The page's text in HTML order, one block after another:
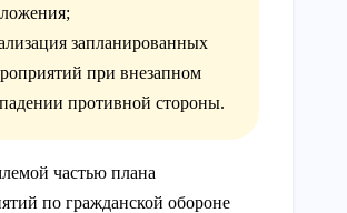
запланированных
при внезапном
противной стороны.
частью плана
по гражданской обороне